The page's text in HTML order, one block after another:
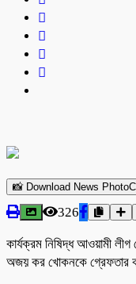
📸 Download News
326
কার্যক্রম নিষিদ্ধ আওয়ামী
অজয় কর খোকনকে গ্রেফতার